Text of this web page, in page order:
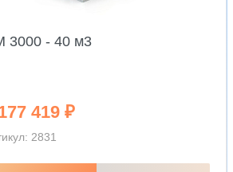
3000 - 40 м3
419 ₽
2831